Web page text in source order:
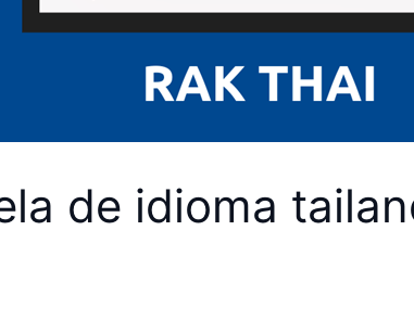
de idioma